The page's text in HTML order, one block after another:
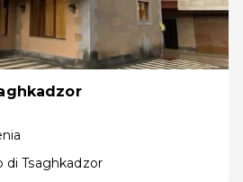
Tsaghkadzor